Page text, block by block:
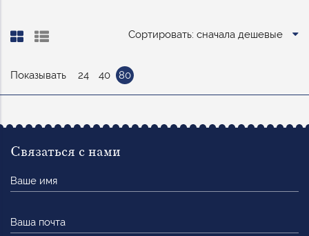
Сортировать: сначала дешевые
Показывать 24 40 80
Связаться с нами
имя
почта